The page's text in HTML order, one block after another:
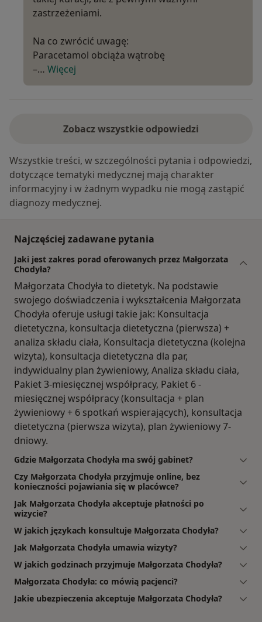
zastrzeżeniami.
Na co zwrócić uwagę:
Paracetamol obciąża wątrobę
–… Więcej
Zobacz wszystkie odpowiedzi
Wszystkie treści, w szczególności pytania i odpowiedzi,
dotyczące tematyki medycznej mają charakter
informacyjny i w żadnym wypadku nie mogą zastąpić
diagnozy medycznej.
Najczęściej zadawane pytania
Jaki jest zakres porad oferowanych przez Małgorzata
Chodyła?
Małgorzata Chodyła to dietetyk. Na podstawie
swojego doświadczenia i wykształcenia Małgorzata
Chodyła oferuje usługi takie jak: Konsultacja
dietetyczna, konsultacja dietetyczna (pierwsza) +
analiza składu ciała, Konsultacja dietetyczna (kolejna
wizyta), konsultacja dietetyczna dla par,
indywidualny plan żywieniowy, Analiza składu ciała,
Pakiet 3-miesięcznej współpracy, Pakiet 6 -
miesięcznej współpracy (konsultacja + plan
żywieniowy + 6 spotkań wspierających), konsultacja
dietetyczna (pierwsza wizyta), plan żywieniowy 7-
dniowy.
Gdzie Małgorzata Chodyła ma swój gabinet?
Czy Małgorzata Chodyła przyjmuje online, bez
konieczności pojawiania się w placówce?
Jak Małgorzata Chodyła akceptuje płatności po
wizycie?
W jakich językach konsultuje Małgorzata Chodyła?
Jak Małgorzata Chodyła umawia wizyty?
W jakich godzinach przyjmuje Małgorzata Chodyła?
Małgorzata Chodyła: co mówią pacjenci?
Jakie ubezpieczenia akceptuje Małgorzata Chodyła?